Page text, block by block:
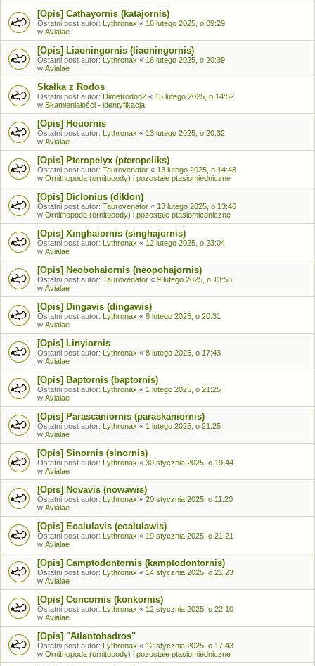
[Opis] Cathayornis (katajornis)
Ostatni post autor: Lythronax « 18 lutego 2025, o 09:29
w Avialae
[Opis] Liaoningornis (liaoningornis)
Ostatni post autor: Lythronax « 16 lutego 2025, o 20:39
w Avialae
Skałka z Rodos
Ostatni post autor: Dimetrodon2 « 15 lutego 2025, o 14:52
w Skamieniałości - identyfikacja
[Opis] Houornis
Ostatni post autor: Lythronax « 13 lutego 2025, o 20:32
w Avialae
[Opis] Pteropelyx (pteropeliks)
Ostatni post autor: Taurovenator « 13 lutego 2025, o 14:48
w Ornithopoda (ornitopody) i pozostałe ptasiomiedniczne
[Opis] Diclonius (diklon)
Ostatni post autor: Taurovenator « 13 lutego 2025, o 13:46
w Ornithopoda (ornitopody) i pozostałe ptasiomiedniczne
[Opis] Xinghaiornis (singhajornis)
Ostatni post autor: Lythronax « 12 lutego 2025, o 23:04
w Avialae
[Opis] Neobohaiornis (neopohajornis)
Ostatni post autor: Taurovenator « 9 lutego 2025, o 13:53
w Avialae
[Opis] Dingavis (dingawis)
Ostatni post autor: Lythronax « 8 lutego 2025, o 20:31
w Avialae
[Opis] Linyiornis
Ostatni post autor: Lythronax « 8 lutego 2025, o 17:43
w Avialae
[Opis] Baptornis (baptornis)
Ostatni post autor: Lythronax « 1 lutego 2025, o 21:25
w Avialae
[Opis] Parascaniornis (paraskaniornis)
Ostatni post autor: Lythronax « 1 lutego 2025, o 21:25
w Avialae
[Opis] Sinornis (sinornis)
Ostatni post autor: Lythronax « 30 stycznia 2025, o 19:44
w Avialae
[Opis] Novavis (nowawis)
Ostatni post autor: Lythronax « 20 stycznia 2025, o 11:20
w Avialae
[Opis] Eoalulavis (eoalulawis)
Ostatni post autor: Lythronax « 19 stycznia 2025, o 21:21
w Avialae
[Opis] Camptodontornis (kamptodontornis)
Ostatni post autor: Lythronax « 14 stycznia 2025, o 21:23
w Avialae
[Opis] Concornis (konkornis)
Ostatni post autor: Lythronax « 12 stycznia 2025, o 22:10
w Avialae
[Opis] "Atlantohadros"
Ostatni post autor: Lythronax « 12 stycznia 2025, o 17:43
w Ornithopoda (ornitopody) i pozostałe ptasiomiedniczne